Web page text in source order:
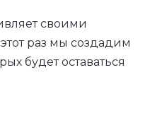
своими
раз мы создадим
будет оставаться